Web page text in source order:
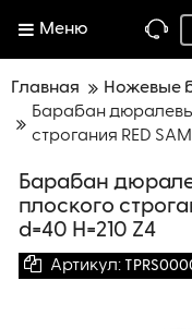
Меню
Главная
Ножевые
Барабан
строгания RED
Барабан
плоского
d=40 H=210 Z4
Артикул: